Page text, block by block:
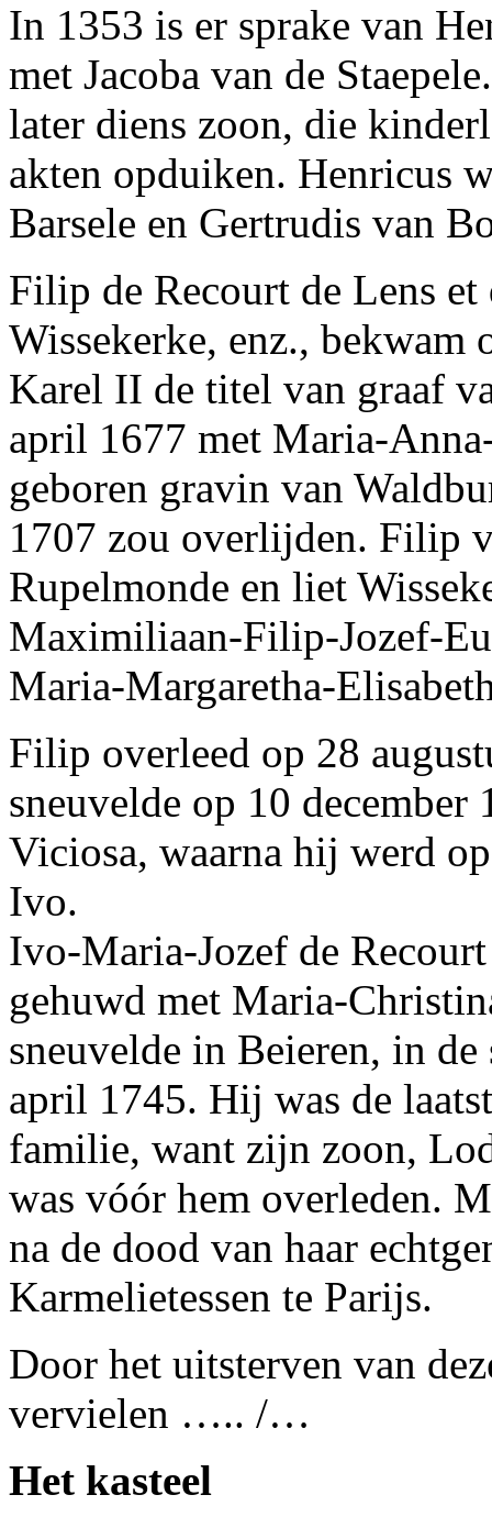
In 1353 is er sprake van
met Jacoba van de
later diens zoon, die
akten opduiken. Henricus
Barsele en Gertrudis van
Filip de Recourt de Lens
Wissekerke, enz.,
Karel II de titel van graaf
april 1677 met Maria-
geboren gravin van
1707 zou overlijden. Filip
Rupelmonde en liet
Maximiliaan-Filip-Jozef-
Maria-Margaretha-
Filip overleed op 28
sneuvelde op 10
Viciosa, waarna hij werd
Ivo.
Ivo-Maria-Jozef de
gehuwd met Maria-
sneuvelde in Beieren, in
april 1745. Hij was de
familie, want zijn zoon,
was vóór hem overleden.
na de dood van haar
Karmelietessen te Parijs.
Door het uitsterven van
vervielen ….. /…
Het kasteel